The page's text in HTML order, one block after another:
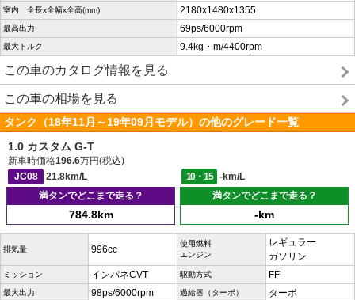
室内 全長x全幅x全高(mm) 2180x1480x1355
最高出力 69ps/6000rpm
最大トルク 9.4kg・m/4400rpm
この車のカタログ情報を見る
この車の相場を見る
タンク（18年11月～19年09月モデル）の他のグレード一覧
1.0 カスタム G-T
新車時価格196.6万円(税込)
JC08
21.8km/L 10・15
-km/L
満タンでどこまで走る？
784.8km
満タンでどこまで走る？
-km
排気量 996cc
使用燃料
エンジン
レギュラー
ガソリン
ミッション インパネCVT 駆動方式 FF
最大出力 98ps/6000rpm 過給器（ターボ） ターボ